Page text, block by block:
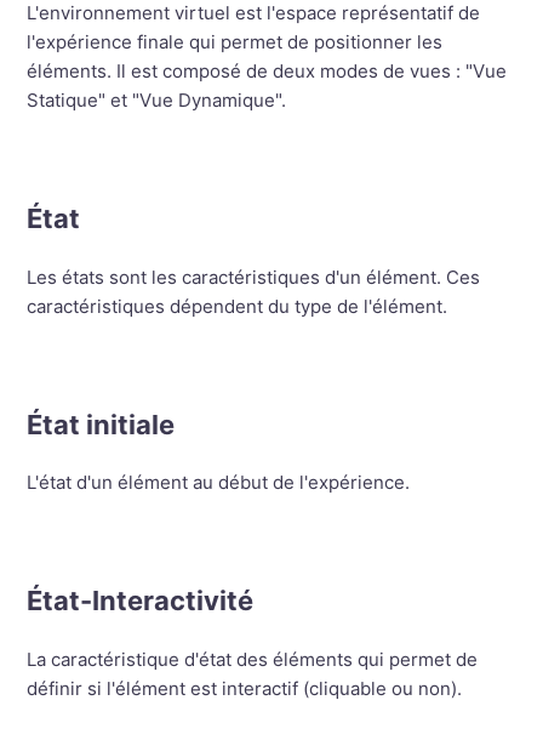
L'environnement virtuel est l'espace représentatif de
l'expérience finale qui permet de positionner les
éléments. Il est composé de deux modes de vues : "Vue
Statique" et "Vue Dynamique".
État
Les états sont les caractéristiques d'un élément. Ces
caractéristiques dépendent du type de l'élément.
État initiale
L'état d'un élément au début de l'expérience.
État-Interactivité
La caractéristique d'état des éléments qui permet de
définir si l'élément est interactif (cliquable ou non).